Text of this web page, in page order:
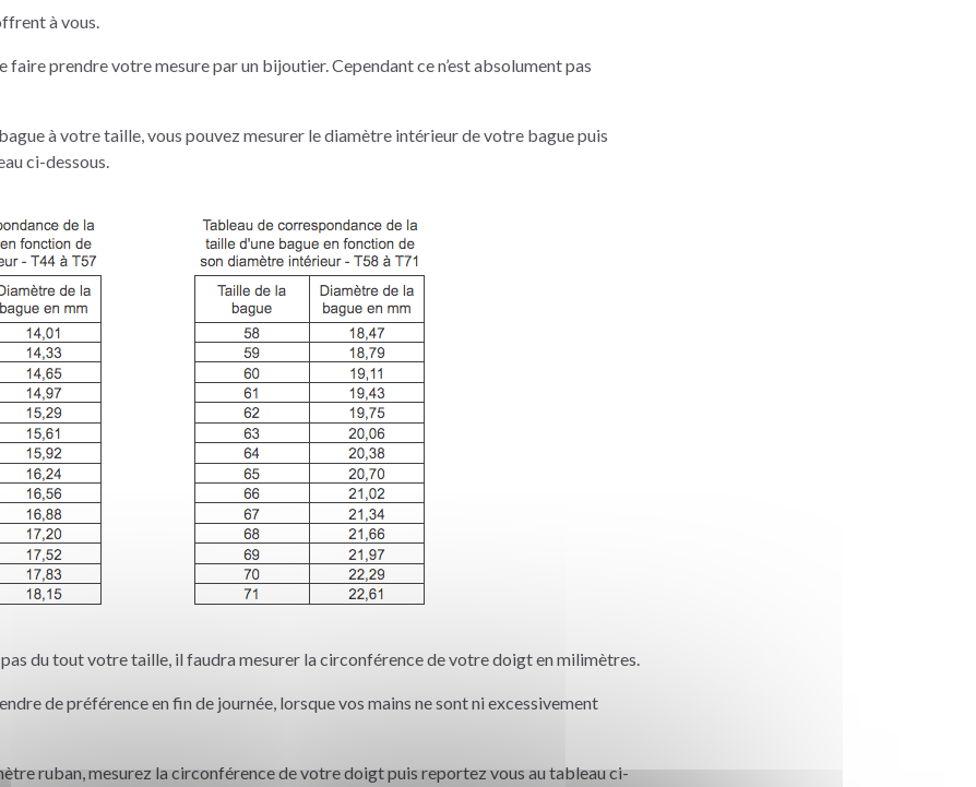
à vous.
faire prendre votre mesure par un bijoutier. Cependant ce n’est absolument pas
à votre taille, vous pouvez mesurer le diamètre intérieur de votre bague puis
ci-dessous.
pas du tout votre taille, il faudra mesurer la circonférence de votre doigt en milimètres.
de préférence en fin de journée, lorsque vos mains ne sont ni excessivement
ruban, mesurez la circonférence de votre doigt puis reportez vous au tableau ci-